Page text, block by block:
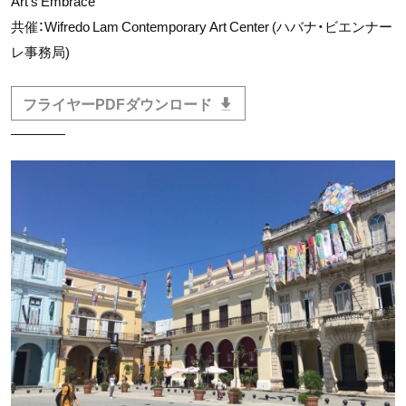
共催：Wifredo Lam Contemporary Art Center (ハバナ・ビエンナー
レ事務局)
フライヤーPDFダウンロード
————